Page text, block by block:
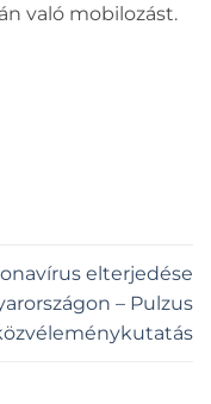
való mobilozást.
elterjedése
– Pulzus